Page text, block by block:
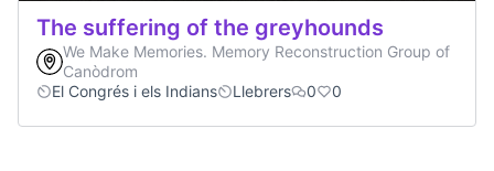
The suffering of the greyhounds
We Make Memories. Memory Reconstruction Group of
Canòdrom
El Congrés i els Indians
Llebrers 0 0